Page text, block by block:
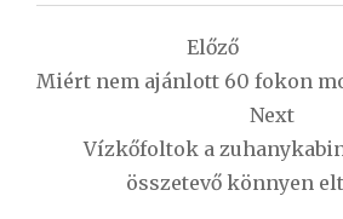
Bejegyzés
navigáció
Előző
Miért nem ajánlott 60 fokon
Next
Vízkőfoltok a
összetevő könnyen